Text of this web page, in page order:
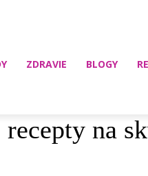
ZDRAVIE BLOGY
na